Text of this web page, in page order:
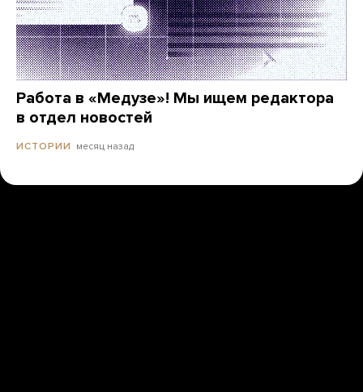
Работа в «Медузе»! Мы ищем редактора
в отдел новостей
ИСТОРИИ месяц назад